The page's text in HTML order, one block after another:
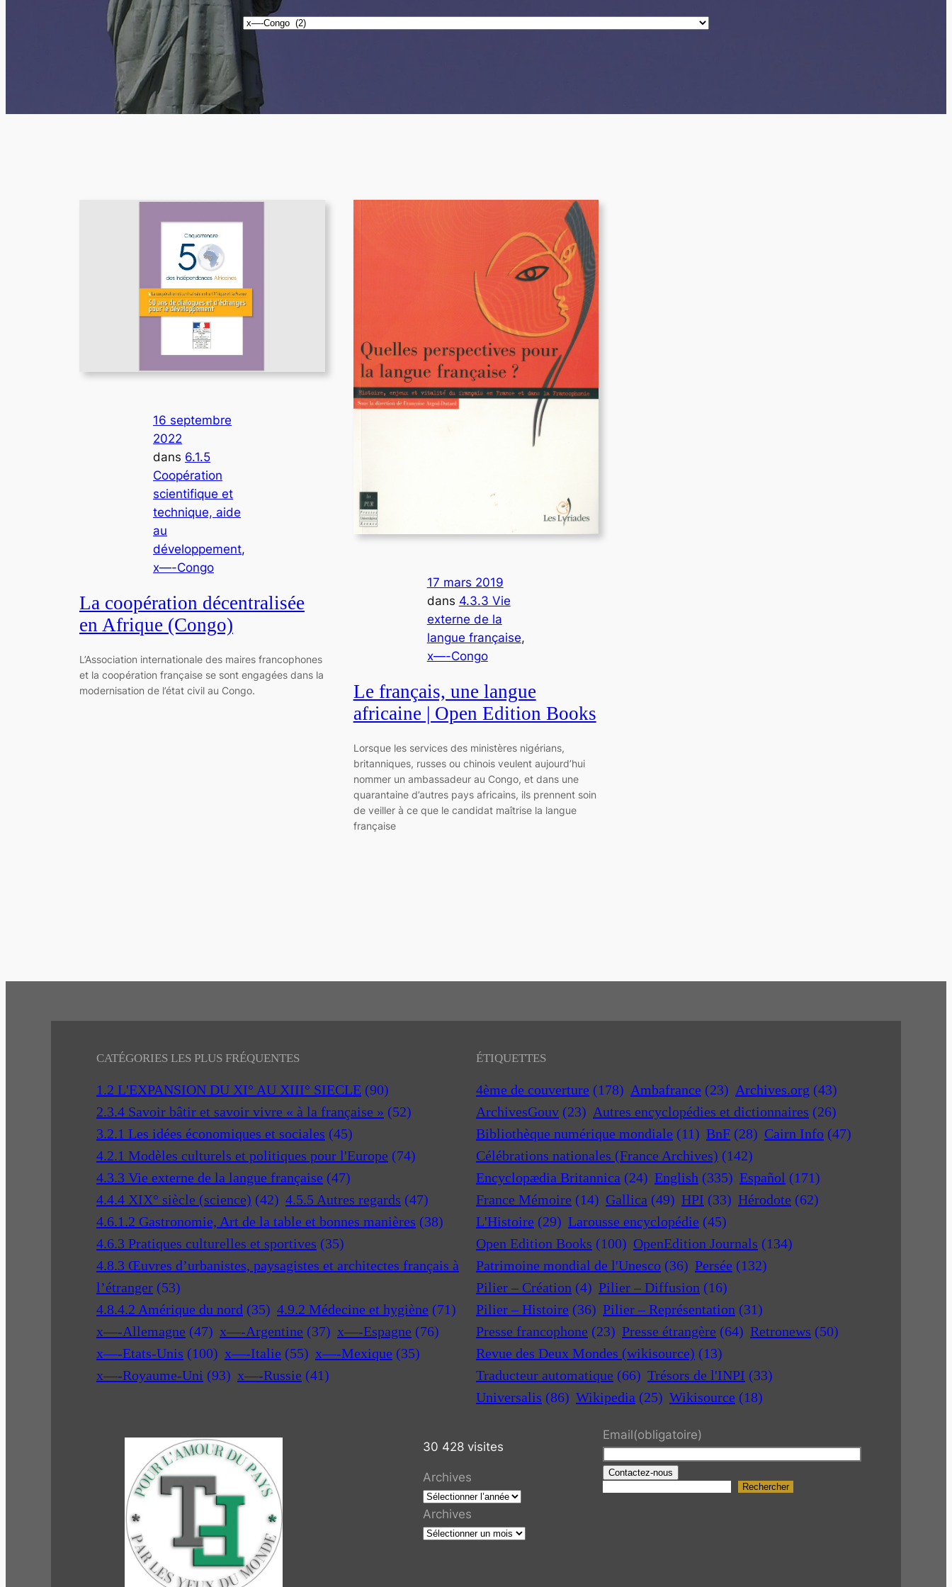
Catégories
16 septembre
2022
dans 6.1.5
Coopération
scientifique et
technique, aide
au
développement
x—-Congo
La coopération décentralisée
en Afrique (Congo)
L’Association internationale des maires francophones
et la coopération française se sont engagées dans la
modernisation de l’état civil au Congo.
17 mars 2019
dans 4.3.3 Vie
externe de la
langue française
x—-Congo
Le français, une langue
africaine | Open Edition Books
Lorsque les services des ministères nigérians,
britanniques, russes ou chinois veulent aujourd’hui
nommer un ambassadeur au Congo, et dans une
quarantaine d’autres pays africains, ils prennent soin
de veiller à ce que le candidat maîtrise la langue
française
CATÉGORIES LES PLUS FRÉQUENTES
1.2 L'EXPANSION DU XI° AU XIII° SIECLE (90)
2.3.4 Savoir bâtir et savoir vivre « à la française » (52)
3.2.1 Les idées économiques et sociales (45)
4.2.1 Modèles culturels et politiques pour l'Europe (74)
4.3.3 Vie externe de la langue française (47)
4.4.4 XIX° siècle (science) (42) 4.5.5 Autres regards (47)
4.6.1.2 Gastronomie, Art de la table et bonnes manières (38)
4.6.3 Pratiques culturelles et sportives (35)
4.8.3 Œuvres d’urbanistes, paysagistes et architectes français à
l’étranger (53)
4.8.4.2 Amérique du nord (35) 4.9.2 Médecine et hygiène (71)
x—-Allemagne (47) x—-Argentine (37) x—-Espagne (76)
x—-Etats-Unis (100) x—-Italie (55) x—-Mexique (35)
x—-Royaume-Uni (93) x—-Russie (41)
ÉTIQUETTES
4ème de couverture (178) Ambafrance (23) Archives.org (43)
ArchivesGouv (23) Autres encyclopédies et dictionnaires (26)
Bibliothèque numérique mondiale (11) BnF (28) Cairn Info (47)
Célébrations nationales (France Archives) (142)
Encyclopædia Britannica (24) English (335) Español (171)
France Mémoire (14) Gallica (49) HPI (33) Hérodote (62)
L'Histoire (29) Larousse encyclopédie (45)
Open Edition Books (100) OpenEdition Journals (134)
Patrimoine mondial de l'Unesco (36) Persée (132)
Pilier – Création (4) Pilier – Diffusion (16)
Pilier – Histoire (36) Pilier – Représentation (31)
Presse francophone (23) Presse étrangère (64) Retronews (50)
Revue des Deux Mondes (wikisource) (13)
Traducteur automatique (66) Trésors de l'INPI (33)
Universalis (86) Wikipedia (25) Wikisource (18)
30 428 visites
Archives
Archives
Email(obligatoire)
Contactez-nous
Rechercher